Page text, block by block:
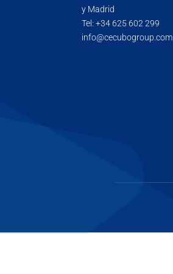
y Madrid
Tel:+34 625 602 299
info@cecubogroup.com